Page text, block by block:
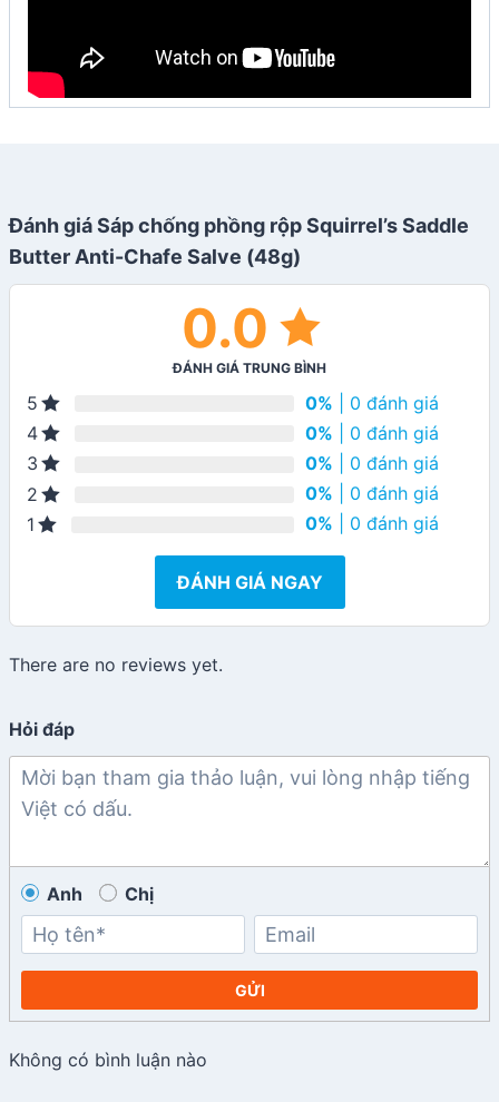
Đánh giá Sáp chống phồng rộp Squirrel’s Saddle
Butter Anti-Chafe Salve (48g)
0.0
ĐÁNH GIÁ TRUNG BÌNH
5 0% | 0 đánh giá
4
0% | 0 đánh giá
3
0% | 0 đánh giá
2
0% | 0 đánh giá
1
0% | 0 đánh giá
ĐÁNH GIÁ NGAY
There are no reviews yet.
Hỏi đáp
Anh Chị
GỬI
Không có bình luận nào